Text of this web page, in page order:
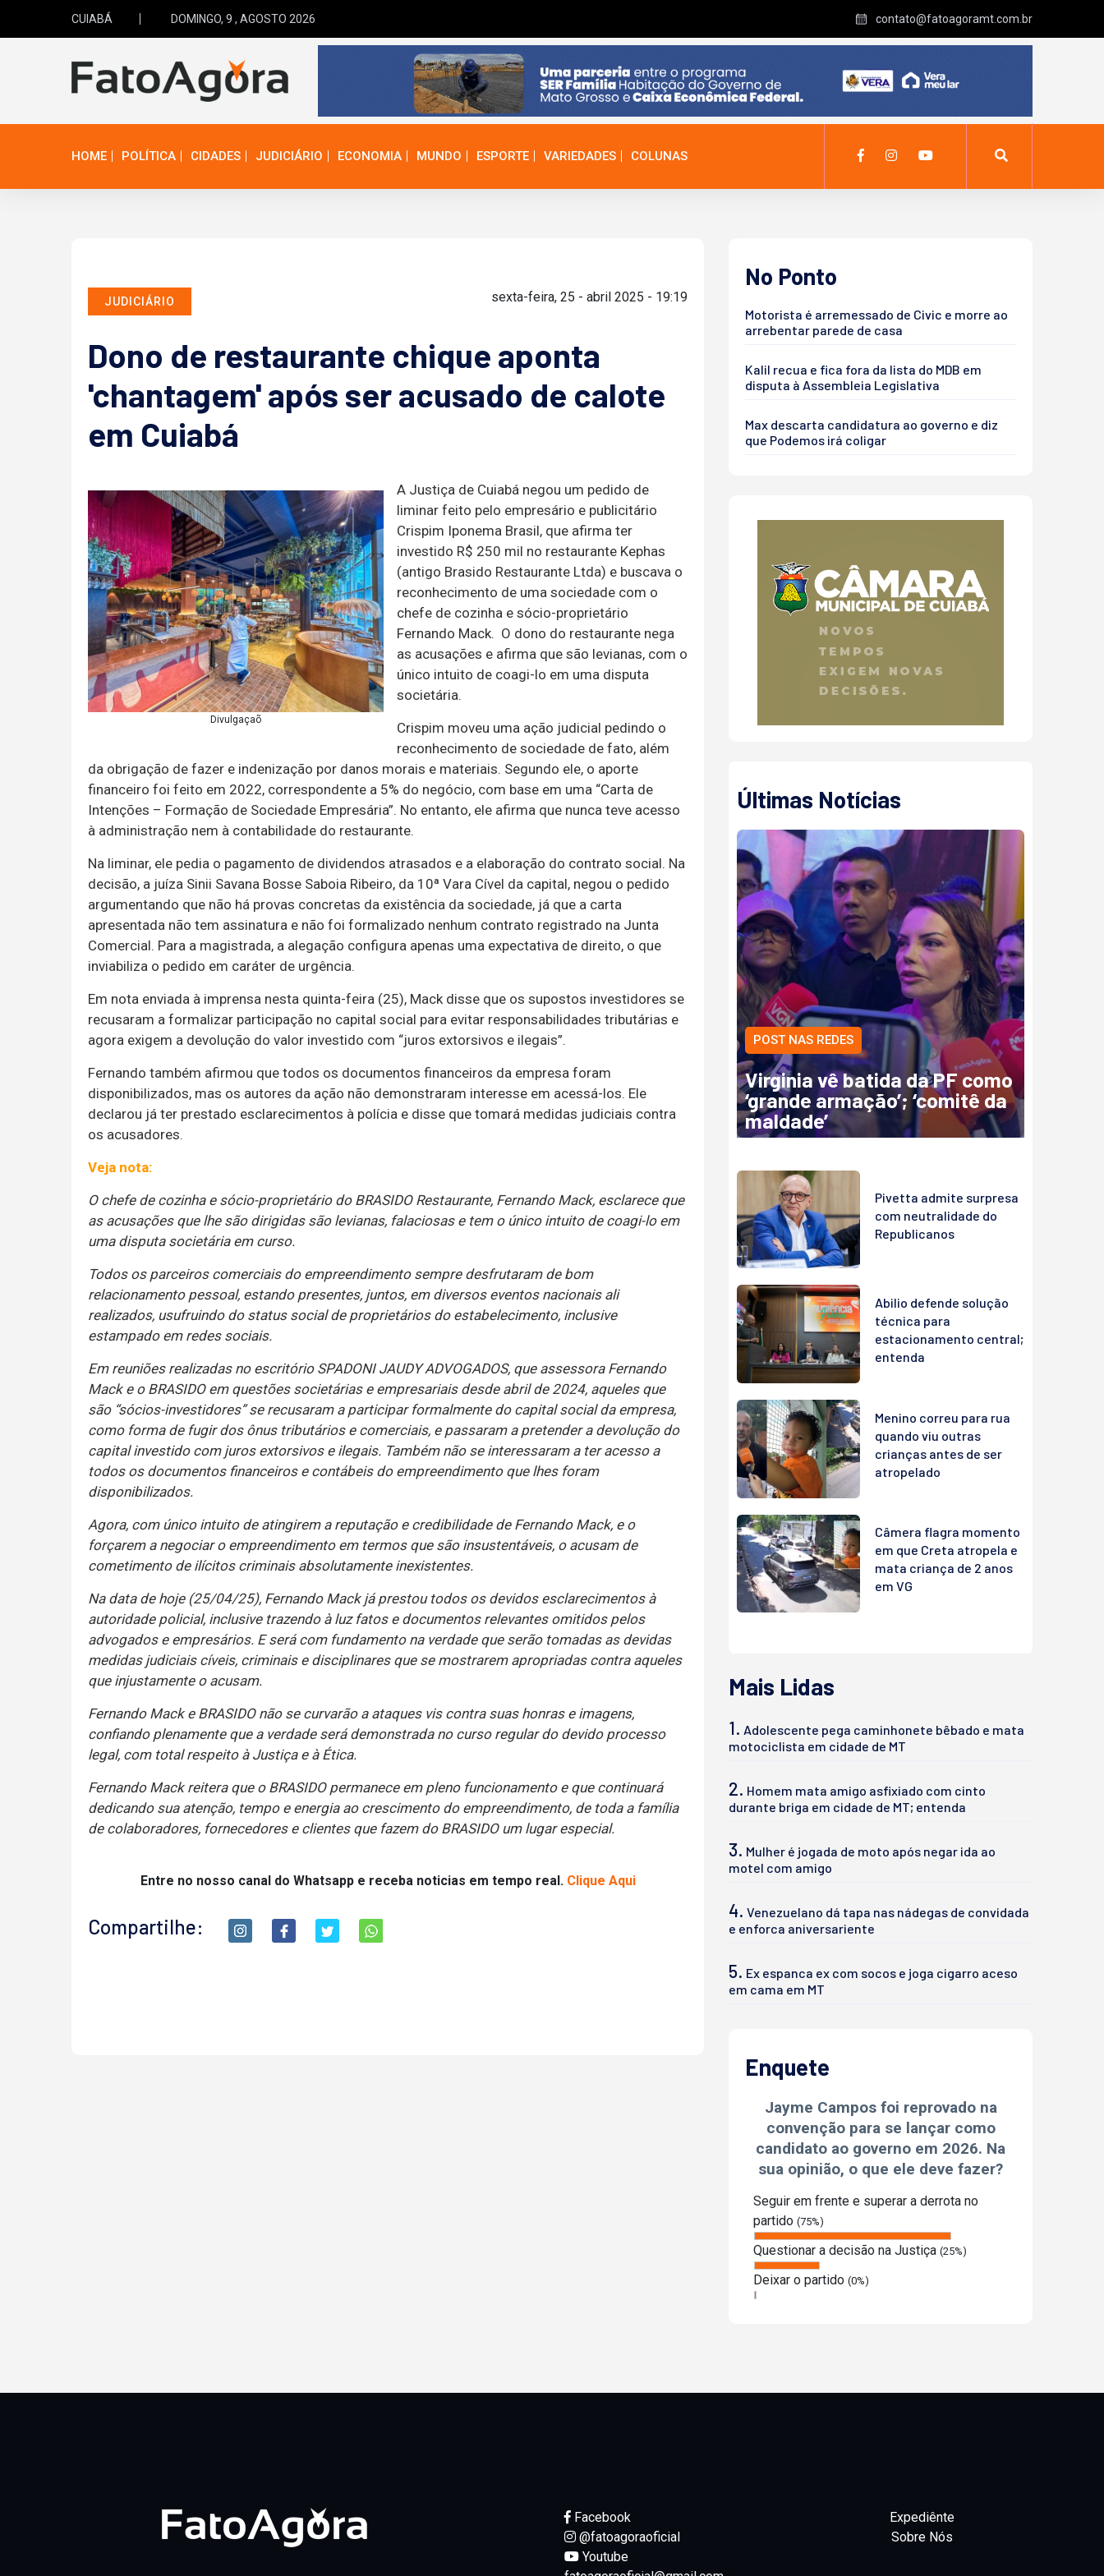
CUIABÁ DOMINGO, 9 , AGOSTO 2026 contato@fatoagoramt.com.br
HOME POLÍTICA CIDADES JUDICIÁRIO ECONOMIA MUNDO ESPORTE VARIEDADES COLUNAS
JUDICIÁRIO sexta-feira, 25 - abril 2025 - 19:19
Dono de restaurante chique aponta
'chantagem' após ser acusado de calote
em Cuiabá
Divulgaçaõ
A Justiça de Cuiabá negou um pedido de
liminar feito pelo empresário e publicitário
Crispim Iponema Brasil, que afirma ter
investido R$ 250 mil no restaurante Kephas
(antigo Brasido Restaurante Ltda) e buscava o
reconhecimento de uma sociedade com o
chefe de cozinha e sócio-proprietário
Fernando Mack. O dono do restaurante nega
as acusações e afirma que são levianas, com o
único intuito de coagi-lo em uma disputa
societária.
Crispim moveu uma ação judicial pedindo o
reconhecimento de sociedade de fato, além
da obrigação de fazer e indenização por danos morais e materiais. Segundo ele, o aporte
financeiro foi feito em 2022, correspondente a 5% do negócio, com base em uma “Carta de
Intenções – Formação de Sociedade Empresária”. No entanto, ele afirma que nunca teve acesso
à administração nem à contabilidade do restaurante.
Na liminar, ele pedia o pagamento de dividendos atrasados e a elaboração do contrato social. Na
decisão, a juíza Sinii Savana Bosse Saboia Ribeiro, da 10ª Vara Cível da capital, negou o pedido
argumentando que não há provas concretas da existência da sociedade, já que a carta
apresentada não tem assinatura e não foi formalizado nenhum contrato registrado na Junta
Comercial. Para a magistrada, a alegação configura apenas uma expectativa de direito, o que
inviabiliza o pedido em caráter de urgência.
Em nota enviada à imprensa nesta quinta-feira (25), Mack disse que os supostos investidores se
recusaram a formalizar participação no capital social para evitar responsabilidades tributárias e
agora exigem a devolução do valor investido com “juros extorsivos e ilegais”.
Fernando também afirmou que todos os documentos financeiros da empresa foram
disponibilizados, mas os autores da ação não demonstraram interesse em acessá-los. Ele
declarou já ter prestado esclarecimentos à polícia e disse que tomará medidas judiciais contra
os acusadores.
Veja nota:
O chefe de cozinha e sócio-proprietário do BRASIDO Restaurante, Fernando Mack, esclarece que
as acusações que lhe são dirigidas são levianas, falaciosas e tem o único intuito de coagi-lo em
uma disputa societária em curso.
Todos os parceiros comerciais do empreendimento sempre desfrutaram de bom
relacionamento pessoal, estando presentes, juntos, em diversos eventos nacionais ali
realizados, usufruindo do status social de proprietários do estabelecimento, inclusive
estampado em redes sociais.
Em reuniões realizadas no escritório SPADONI JAUDY ADVOGADOS, que assessora Fernando
Mack e o BRASIDO em questões societárias e empresariais desde abril de 2024, aqueles que
são “sócios-investidores” se recusaram a participar formalmente do capital social da empresa,
como forma de fugir dos ônus tributários e comerciais, e passaram a pretender a devolução do
capital investido com juros extorsivos e ilegais. Também não se interessaram a ter acesso a
todos os documentos financeiros e contábeis do empreendimento que lhes foram
disponibilizados.
Agora, com único intuito de atingirem a reputação e credibilidade de Fernando Mack, e o
forçarem a negociar o empreendimento em termos que são insustentáveis, o acusam de
cometimento de ilícitos criminais absolutamente inexistentes.
Na data de hoje (25/04/25), Fernando Mack já prestou todos os devidos esclarecimentos à
autoridade policial, inclusive trazendo à luz fatos e documentos relevantes omitidos pelos
advogados e empresários. E será com fundamento na verdade que serão tomadas as devidas
medidas judiciais cíveis, criminais e disciplinares que se mostrarem apropriadas contra aqueles
que injustamente o acusam.
Fernando Mack e BRASIDO não se curvarão a ataques vis contra suas honras e imagens,
confiando plenamente que a verdade será demonstrada no curso regular do devido processo
legal, com total respeito à Justiça e à Ética.
Fernando Mack reitera que o BRASIDO permanece em pleno funcionamento e que continuará
dedicando sua atenção, tempo e energia ao crescimento do empreendimento, de toda a família
de colaboradores, fornecedores e clientes que fazem do BRASIDO um lugar especial.
Entre no nosso canal do Whatsapp e receba noticias em tempo real. Clique Aqui
Compartilhe:
No Ponto
Motorista é arremessado de Civic e morre ao
arrebentar parede de casa
Kalil recua e fica fora da lista do MDB em
disputa à Assembleia Legislativa
Max descarta candidatura ao governo e diz
que Podemos irá coligar
Últimas Notícias
POST NAS REDES
Virginia vê batida da PF como
‘grande armação’; ‘comitê da
maldade’
Pivetta admite surpresa
com neutralidade do
Republicanos
Abilio defende solução
técnica para
estacionamento central;
entenda
Menino correu para rua
quando viu outras
crianças antes de ser
atropelado
Câmera flagra momento
em que Creta atropela e
mata criança de 2 anos
em VG
Mais Lidas
1. Adolescente pega caminhonete bêbado e mata
motociclista em cidade de MT
2. Homem mata amigo asfixiado com cinto
durante briga em cidade de MT; entenda
3. Mulher é jogada de moto após negar ida ao
motel com amigo
4. Venezuelano dá tapa nas nádegas de convidada
e enforca aniversariente
5. Ex espanca ex com socos e joga cigarro aceso
em cama em MT
Enquete
Jayme Campos foi reprovado na
convenção para se lançar como
candidato ao governo em 2026. Na
sua opinião, o que ele deve fazer?
Seguir em frente e superar a derrota no
partido (75%)
Questionar a decisão na Justiça (25%)
Deixar o partido (0%)
Facebook
@fatoagoraoficial
Youtube
Expediênte
Sobre Nós